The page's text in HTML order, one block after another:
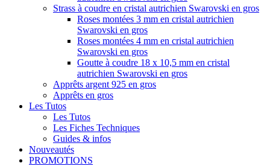
Strass à coudre en cristal autrichien Swarovski en gros
Roses montées 3 mm en cristal autrichien
Swarovski en gros
Roses montées 4 mm en cristal autrichien
Swarovski en gros
Goutte à coudre 18 x 10,5 mm en cristal
autrichien Swarovski en gros
Apprêts argent 925 en gros
Apprêts en gros
Les Tutos
Les Tutos
Les Fiches Techniques
Guides & infos
Nouveautés
PROMOTIONS